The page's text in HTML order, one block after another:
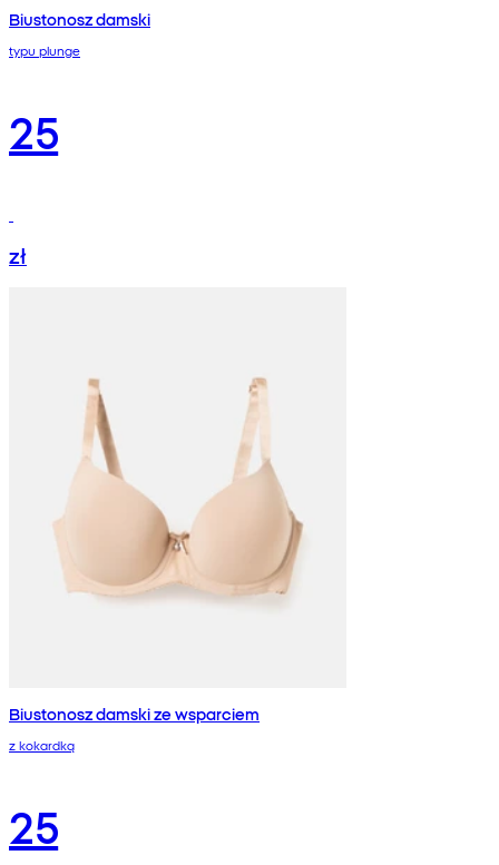
Biustonosz damski
typu plunge
25
zł
Biustonosz damski ze wsparciem
z kokardką
25